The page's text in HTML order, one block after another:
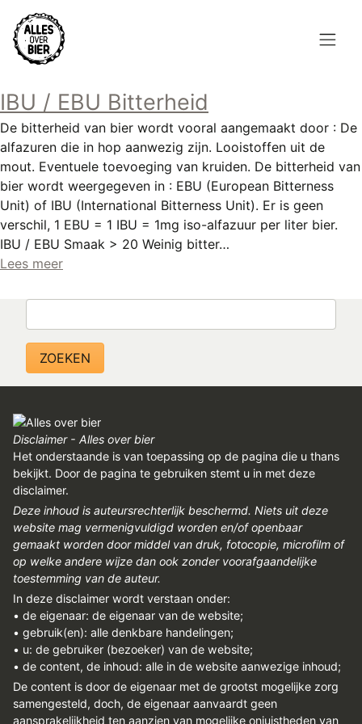
Overslaan
en
naar
gaan
Topmenu
MELDPUNT
PERS/PUBLICATIES
LINKS
Hoofdnavigatie
HOME
BROUWEN
BLOG
AANBOD
AGENDA
IBU / EBU Bitterheid
De bitterheid van bier wordt vooral aangemaakt door : De
alfazuren die in hop aanwezig zijn. Looistoffen uit de
mout. Eventuele toevoeging van kruiden. De bitterheid van
bier wordt weergegeven in : EBU (European Bitterness
Unit) of IBU (International Bitterness Unit). Er is geen
verschil, 1 EBU = 1 IBU = 1mg iso-alfazuur per liter bier.
IBU / EBU Smaak > 20 Weinig bitter…
Lees meer
Disclaimer - Alles over bier
Het onderstaande is van toepassing op de pagina die u thans
bekijkt. Door de pagina te gebruiken stemt u in met deze
disclaimer.
Deze inhoud is auteursrechterlijk beschermd. Niets uit deze
website mag vermenigvuldigd worden en/of openbaar
gemaakt worden door middel van druk, fotocopie, microfilm of
op welke andere wijze dan ook zonder voorafgaandelijke
toestemming van de auteur.
In deze disclaimer wordt verstaan onder:
• de eigenaar: de eigenaar van de website;
• gebruik(en): alle denkbare handelingen;
• u: de gebruiker (bezoeker) van de website;
• de content, de inhoud: alle in de website aanwezige inhoud;
De content is door de eigenaar met de grootst mogelijke zorg
samengesteld, doch, de eigenaar aanvaardt geen
aansprakelijkheid ten aanzien van mogelijke onjuistheden van